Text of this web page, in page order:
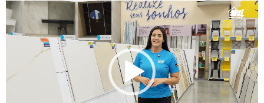
Tocador
de
vídeo